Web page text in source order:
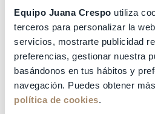
Equipo Juana Crespo utiliza
terceros para personalizar la
servicios, mostrarte publicidad
preferencias, gestionar nuestra
basándonos en tus hábitos y
navegación. Puedes obtener
política de cookies.
sentimientos de ansiedad
situación escapa a nuestro
las cosas que más puede
aceptación de la situación
resignación). Vamos a
esos “y si…”, “es injusto”,
nos llevan es a recrearnos
malestar emocional que